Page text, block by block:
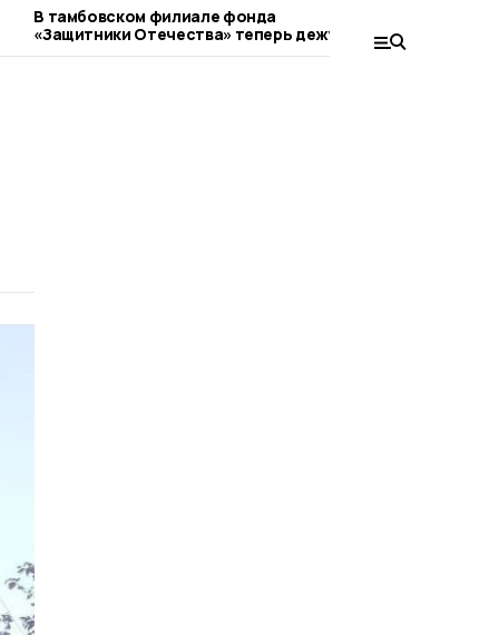
В тамбовском филиале фонда
«Защитники Отечества» теперь дежурят
священники
тамбовских